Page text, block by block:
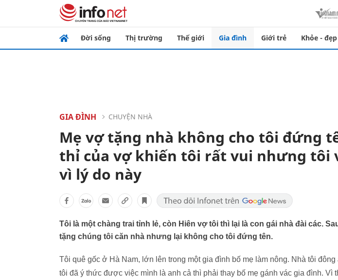
Đời sống Thị trường Thế giới Gia đình Giới trẻ Khỏe - đẹp
GIA ĐÌNH CHUYỆN NHÀ
Mẹ vợ tặng nhà không cho tôi đứng
thỉ của vợ khiến tôi rất vui nhưng tôi
vì lý do này
Tôi là một chàng trai tỉnh lẻ, còn Hiên vợ tôi thì lại là con gái nhà đài các.
tặng chúng tôi căn nhà nhưng lại không cho tôi đứng tên.
Tôi quê gốc ở Hà Nam, lớn lên trong một gia đình bố mẹ làm nông. Nhà tôi
tôi đã ý thức được việc mình là anh cả thì phải thay bố mẹ gánh vác gia đình. Vì